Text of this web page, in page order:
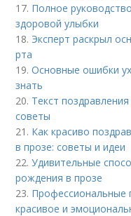
17. Полное
здоровой улыбки
18. Эксперт раскрыл
рта
19.Основные ошибки
знать
20. Текст
советы
21. Как красиво
в прозе: советы и идеи
22.Удивительные
рождения в прозе
23. Профессиональные
красивое и